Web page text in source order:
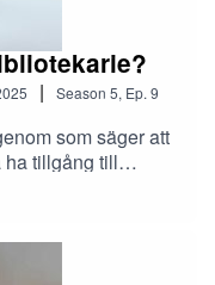
| Season 5, Ep. 9
som säger att
tillgång till
på Olofströms
Elin,
gymnasium, för
skolbibliotekarie